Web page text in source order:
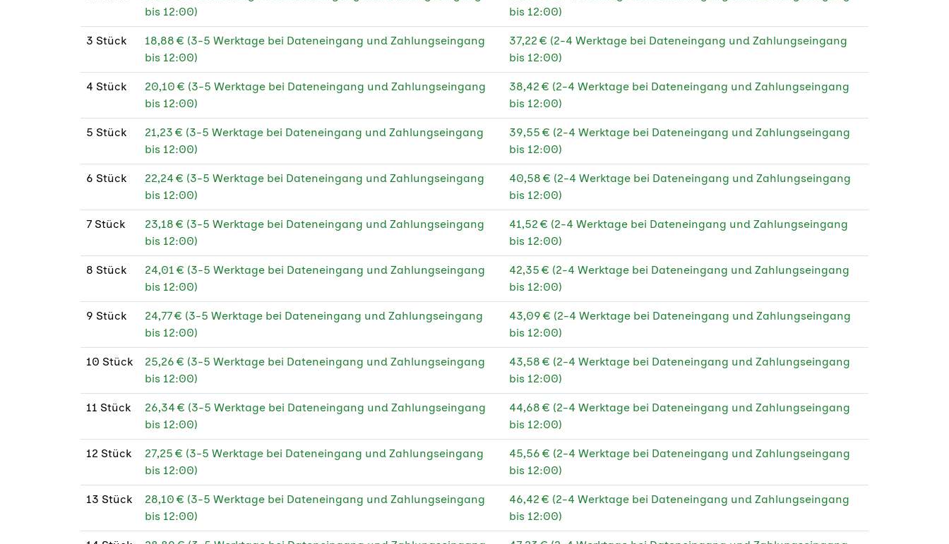
100 x 140 cm
118,5 x 175 cm ★ 120 g Offset weiß ★
120 g Offset weiß PEFC ★
130 g Bilderdruck glänzend ★
130 g Bilderdruck matt ★
PEFC
135 g Gmund Leinenpapier
160 g Naturpapier creme
160 g Naturpapier creme
★
170 g Bilderdruck glänzend ★
170 g Bilderdruck matt
★
bis 12:00)
bis 12:00)
3 Stück
18,88 € (3-5 Werktage bei Dateneingang und Zahlungseingang
bis 12:00)
37,22 € (2-4 Werktage bei Dateneingang und Zahlungseingang
bis 12:00)
4 Stück
20,10 € (3-5 Werktage bei Dateneingang und Zahlungseingang
bis 12:00)
38,42 € (2-4 Werktage bei Dateneingang und Zahlungseingang
bis 12:00)
5 Stück
21,23 € (3-5 Werktage bei Dateneingang und Zahlungseingang
bis 12:00)
39,55 € (2-4 Werktage bei Dateneingang und Zahlungseingang
bis 12:00)
6 Stück
22,24 € (3-5 Werktage bei Dateneingang und Zahlungseingang
bis 12:00)
40,58 € (2-4 Werktage bei Dateneingang und Zahlungseingang
bis 12:00)
7 Stück
23,18 € (3-5 Werktage bei Dateneingang und Zahlungseingang
bis 12:00)
41,52 € (2-4 Werktage bei Dateneingang und Zahlungseingang
bis 12:00)
8 Stück
24,01 € (3-5 Werktage bei Dateneingang und Zahlungseingang
bis 12:00)
42,35 € (2-4 Werktage bei Dateneingang und Zahlungseingang
bis 12:00)
9 Stück
24,77 € (3-5 Werktage bei Dateneingang und Zahlungseingang
bis 12:00)
43,09 € (2-4 Werktage bei Dateneingang und Zahlungseingang
bis 12:00)
10 Stück
25,26 € (3-5 Werktage bei Dateneingang und Zahlungseingang
bis 12:00)
43,58 € (2-4 Werktage bei Dateneingang und Zahlungseingang
bis 12:00)
11 Stück
26,34 € (3-5 Werktage bei Dateneingang und Zahlungseingang
bis 12:00)
44,68 € (2-4 Werktage bei Dateneingang und Zahlungseingang
bis 12:00)
12 Stück
27,25 € (3-5 Werktage bei Dateneingang und Zahlungseingang
bis 12:00)
45,56 € (2-4 Werktage bei Dateneingang und Zahlungseingang
bis 12:00)
13 Stück
28,10 € (3-5 Werktage bei Dateneingang und Zahlungseingang
bis 12:00)
46,42 € (2-4 Werktage bei Dateneingang und Zahlungseingang
bis 12:00)